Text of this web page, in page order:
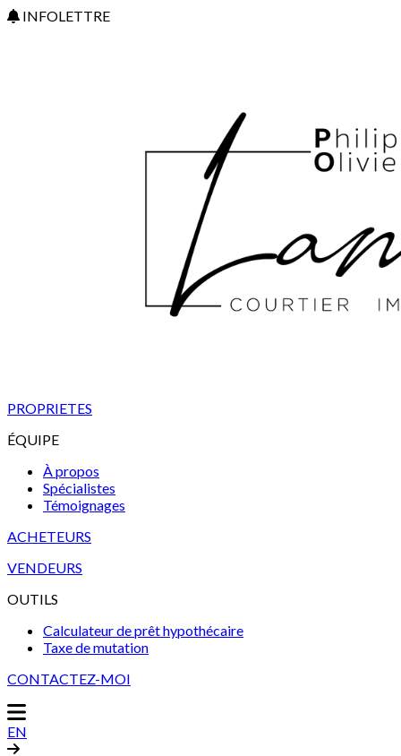
INFOLETTRE
PROPRIETES
ÉQUIPE
À propos
Spécialistes
Témoignages
ACHETEURS
VENDEURS
OUTILS
Calculateur de prêt hypothécaire
Taxe de mutation
CONTACTEZ-MOI
EN